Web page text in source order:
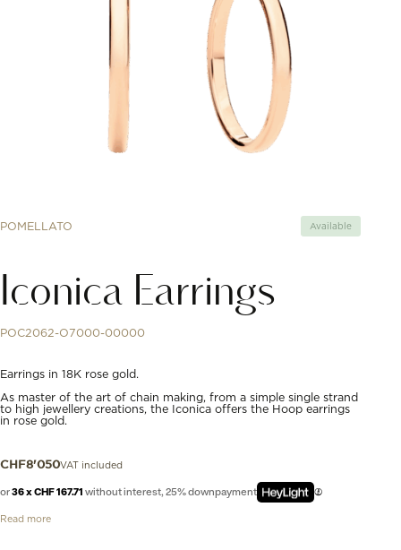
POMELLATO Available
Iconica Earrings
POC2062-O7000-00000
Earrings in 18K rose gold.
As master of the art of chain making, from a simple single strand
to high jewellery creations, the Iconica offers the Hoop earrings
in rose gold.
CHF8'050VAT included
or36 x CHF 167.71 without interest, 25% downpayment
Read more